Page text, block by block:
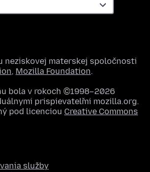
neziskovej materskej spoločnosti
, Mozilla Foundation.
bola v rokoch ©1998–2026
prispievateľmi mozilla.org.
pod licenciou Creative Commons
služby